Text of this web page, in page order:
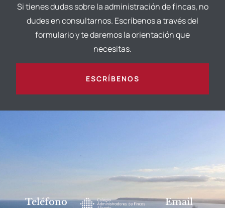
Si tienes dudas sobre la administración de fincas, no
dudes en consultarnos. Escríbenos a través del
formulario y te daremos la orientación que
necesitas.
ESCRÍBENOS
Teléfono Email